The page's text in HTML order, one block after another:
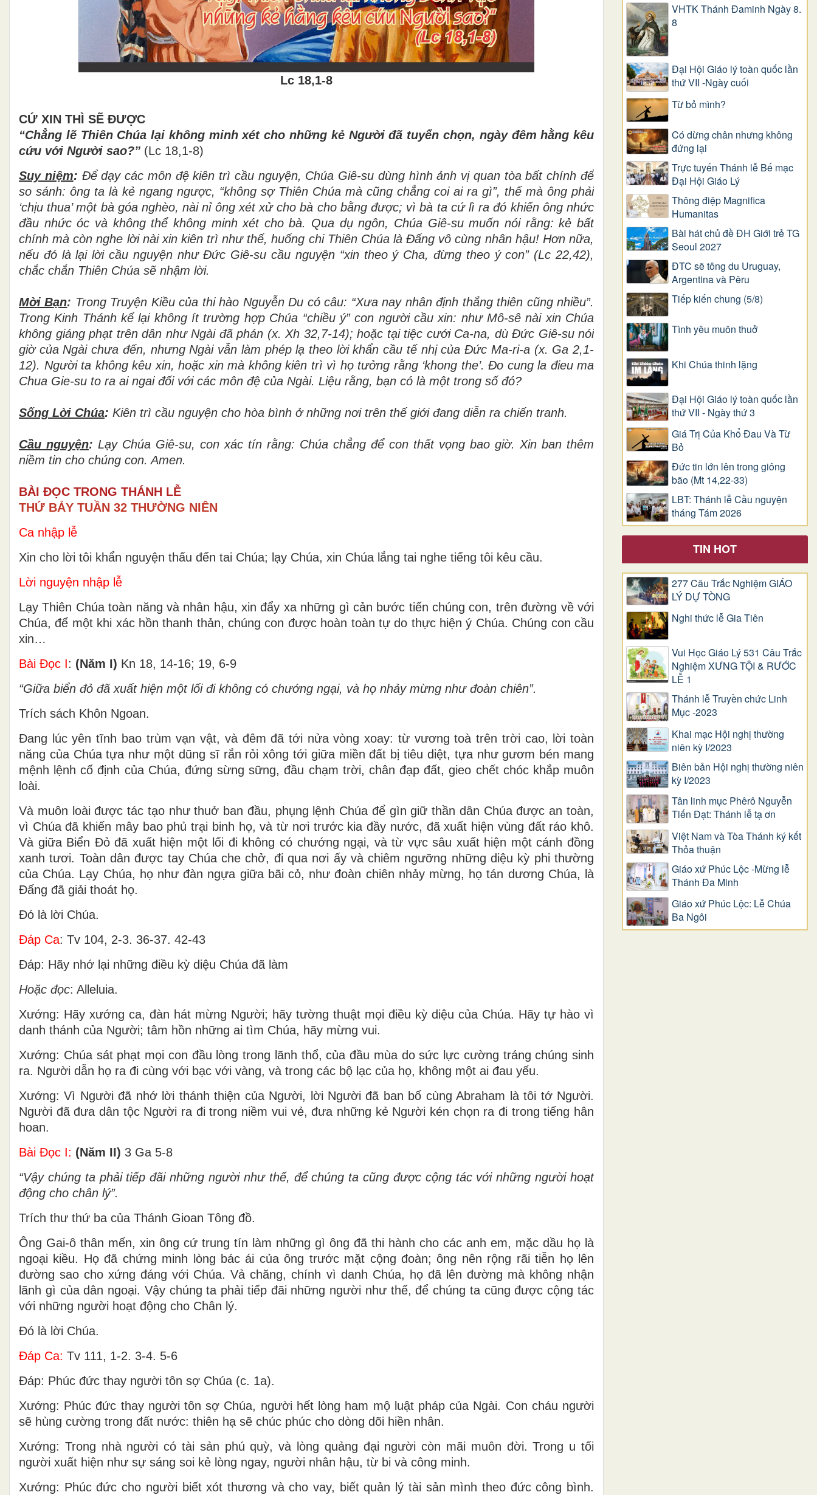
Lc 18,1-8
CỨ XIN THÌ SẼ ĐƯỢC
“Chẳng lẽThiên Chúa lại không minh xét cho những kẻNgườiđã tuyển chọn, ngày đêm hằng kêu
cứu với Người sao?” (Lc 18,1-8)
Suy niệm: Để dạy các môn đệ kiên trì cầu nguyện, Chúa Giê-su dùng hình ảnh vị quan tòa bất chính để
so sánh: ông ta là kẻ ngang ngược, “không sợThiên Chúa mà cũng chẳng coi ai ra gì”, thế mà ông phải
‘chịu thua’ một bà góa nghèo, nài nỉ ông xét xử cho bà cho bằng được; vì bà ta cứ lì ra đó khiến ông nhức
đầu nhức óc và không thể không minh xét cho bà. Qua dụ ngôn, Chúa Giê-su muốn nói rằng: kẻ bất
chính mà còn nghe lời nài xin kiên trì như thế, huống chi Thiên Chúa là Đấng vô cùng nhân hậu! Hơn nữa,
nếu đó là lại lời cầu nguyện như Đức Giê-su cầu nguyện “xin theo ý Cha, đừng theo ýcon”(Lc 22,42),
chắc chắn Thiên Chúa sẽ nhậm lời.
Mời Bạn: Trong Truyện Kiều của thi hào Nguyễn Du có câu: “Xưa nay nhânđịnh thắng thiên cũng nhiều”.
Trong Kinh Thánh kể lại không ít trường hợp Chúa “chiều ý” con người cầu xin: như Mô-sê nài xin Chúa
không giáng phạt trên dân như Ngài đã phán (x. Xh 32,7-14); hoặc tại tiệc cưới Ca-na, dù Đức Giê-su nói
giờ của Ngài chưa đến, nhưng Ngài vẫn làm phép lạ theo lời khẩn cầu tế nhị của Đức Ma-ri-a (x. Ga 2,1-
12). Người ta không kêu xin, hoặc xin mà không kiên trì vì họ tưởng rằng ‘khong the’. Đo cung la đieu ma
Chua Gie-su to ra ai ngai đối với các môn đệ của Ngài. Liệu rằng, bạn có là một trong số đó?
Sống Lời Chúa: Kiên trì cầu nguyện cho hòa bình ở những nơi trên thế giới đang diễn ra chiến tranh.
Cầu nguyện: Lạy Chúa Giê-su, con xác tín rằng: Chúa chẳng đểcon thất vọng bao giờ. Xin ban thêm
niềm tin cho chúng con. Amen.
BÀI ĐỌC TRONG THÁNH LỄ
THỨ BẢY TUẦN 32 THƯỜNG NIÊN
Ca nhập lễ
Xin cho lời tôi khẩn nguyện thấu đến tai Chúa; lạy Chúa, xin Chúa lắng tai nghe tiếng tôi kêu cầu.
Lời nguyện nhập lễ
Lạy Thiên Chúa toàn năng và nhân hậu, xin đẩy xa những gì cản bước tiến chúng con, trên đường về với
Chúa, để một khi xác hồn thanh thản, chúng con được hoàn toàn tự do thực hiện ý Chúa. Chúng con cầu
xin…
Bài Ðọc I: (Năm I) Kn 18, 14-16; 19, 6-9
“Giữa biển đỏ đã xuất hiện một lối đi không có chướng ngại, và họ nhảy mừng như đoàn chiên”.
Trích sách Khôn Ngoan.
Ðang lúc yên tĩnh bao trùm vạn vật, và đêm đã tới nửa vòng xoay: từ vương toà trên trời cao, lời toàn
năng của Chúa tựa như một dũng sĩ rắn rỏi xông tới giữa miền đất bị tiêu diệt, tựa như gươm bén mang
mệnh lệnh cố định của Chúa, đứng sừng sững, đầu chạm trời, chân đạp đất, gieo chết chóc khắp muôn
loài.
Và muôn loài được tác tạo như thuở ban đầu, phụng lệnh Chúa để gìn giữ thần dân Chúa được an toàn,
vì Chúa đã khiến mây bao phủ trại binh họ, và từ nơi trước kia đầy nước, đã xuất hiện vùng đất ráo khô.
Và giữa Biển Ðỏ đã xuất hiện một lối đi không có chướng ngại, và từ vực sâu xuất hiện một cánh đồng
xanh tươi. Toàn dân được tay Chúa che chở, đi qua nơi ấy và chiêm ngưỡng những diệu kỳ phi thường
của Chúa. Lạy Chúa, họ như đàn ngựa giữa bãi cỏ, như đoàn chiên nhảy mừng, họ tán dương Chúa, là
Ðấng đã giải thoát họ.
Ðó là lời Chúa.
Ðáp Ca: Tv 104, 2-3. 36-37. 42-43
Ðáp: Hãy nhớ lại những điều kỳ diệu Chúa đã làm
Hoặc đọc: Alleluia.
Xướng: Hãy xướng ca, đàn hát mừng Người; hãy tường thuật mọi điều kỳ diệu của Chúa. Hãy tự hào vì
danh thánh của Người; tâm hồn những ai tìm Chúa, hãy mừng vui.
Xướng: Chúa sát phạt mọi con đầu lòng trong lãnh thổ, của đầu mùa do sức lực cường tráng chúng sinh
ra. Người dẫn họ ra đi cùng với bạc với vàng, và trong các bộ lạc của họ, không một ai đau yếu.
Xướng: Vì Người đã nhớ lời thánh thiện của Người, lời Người đã ban bố cùng Abraham là tôi tớ Người.
Người đã đưa dân tộc Người ra đi trong niềm vui vẻ, đưa những kẻ Người kén chọn ra đi trong tiếng hân
hoan.
Bài Ðọc I: (Năm II) 3 Ga 5-8
“Vậy chúng ta phải tiếp đãi những người như thế, để chúng ta cũng được cộng tác với những người hoạt
động cho chân lý”.
Trích thư thứ ba của Thánh Gioan Tông đồ.
Ông Gai-ô thân mến, xin ông cứ trung tín làm những gì ông đã thi hành cho các anh em, mặc dầu họ là
ngoại kiều. Họ đã chứng minh lòng bác ái của ông trước mặt cộng đoàn; ông nên rộng rãi tiễn họ lên
đường sao cho xứng đáng với Chúa. Vả chăng, chính vì danh Chúa, họ đã lên đường mà không nhận
lãnh gì của dân ngoại. Vậy chúng ta phải tiếp đãi những người như thế, để chúng ta cũng được cộng tác
với những người hoạt động cho Chân lý.
Ðó là lời Chúa.
Ðáp Ca: Tv 111, 1-2. 3-4. 5-6
Ðáp: Phúc đức thay người tôn sợ Chúa (c. 1a).
Xướng: Phúc đức thay người tôn sợ Chúa, người hết lòng ham mộ luật pháp của Ngài. Con cháu người
sẽ hùng cường trong đất nước: thiên hạ sẽ chúc phúc cho dòng dõi hiền nhân.
Xướng: Trong nhà người có tài sản phú quỳ, và lòng quảng đại người còn mãi muôn đời. Trong u tối
người xuất hiện như sự sáng soi kẻ lòng ngay, người nhân hậu, từ bi và công minh.
Xướng: Phúc đức cho người biết xót thương và cho vay, biết quản lý tài sản mình theo đức công bình.
VHTK Thánh Đaminh Ngày 8.
8
Đại Hội Giáo lý toàn quốc lần
thứ VII -Ngày cuối
Từ bỏ mình?
Có dừng chân nhưng không
đứng lại
Trực tuyến Thánh lễ Bế mạc
Đại Hội Giáo Lý
Thông điệp Magnifica
Humanitas
Bài hát chủ đề ĐH Giới trẻ TG
Seoul 2027
ĐTC sẽ tông du Uruguay,
Argentina và Pêru
Tiếp kiến chung (5/8)
Tình yêu muôn thuở
Khi Chúa thinh lặng
Đại Hội Giáo lý toàn quốc lần
thứ VII - Ngày thứ 3
Giá Trị Của Khổ Ðau Và Từ
Bỏ
Đức tin lớn lên trong giông
bão (Mt 14,22-33)
LBT: Thánh lễ Cầu nguyện
tháng Tám 2026
TIN HOT
277 Câu Trắc Nghiệm GIÁO
LÝ DỰ TÒNG
Nghi thức lễ Gia Tiên
Vui Học Giáo Lý 531 Câu Trắc
Nghiệm XƯNG TỘI & RƯỚC
LỄ 1
Thánh lễ Truyền chức Linh
Mục -2023
Khai mạc Hội nghị thường
niên kỳ I/2023
Biên bản Hội nghị thường niên
kỳ I/2023
Tân linh mục Phêrô Nguyễn
Tiến Đạt: Thánh lễ tạ ơn
Việt Nam và Tòa Thánh ký kết
Thỏa thuận
Giáo xứ Phúc Lộc -Mừng lễ
Thánh Đa Minh
Giáo xứ Phúc Lộc: Lễ Chúa
Ba Ngôi